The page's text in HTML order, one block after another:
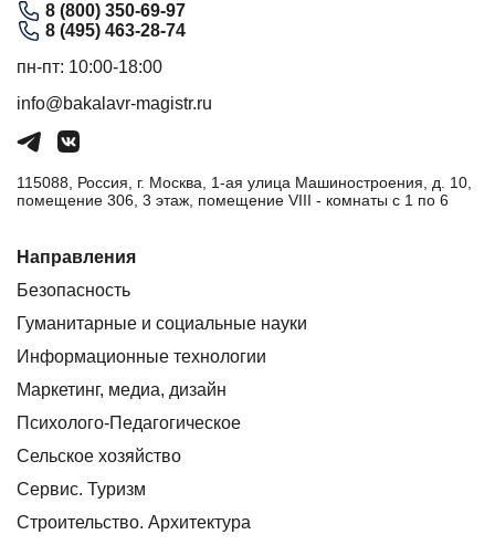
8 (800) 350-69-97
8 (495) 463-28-74
пн-пт: 10:00-18:00
info@bakalavr-magistr.ru
115088, Россия, г. Москва, 1-ая улица Машиностроения, д. 10,
помещение 306, 3 этаж, помещение VIII - комнаты с 1 по 6
Направления
Безопасность
Гуманитарные и социальные науки
Информационные технологии
Маркетинг, медиа, дизайн
Психолого-Педагогическое
Сельское хозяйство
Сервис. Туризм
Строительство. Архитектура